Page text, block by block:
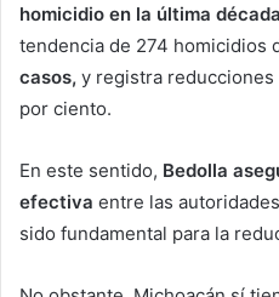
homicidio en la última
tendencia de 274 homicidios
casos, y registra
por ciento.
En este sentido, Bedolla
efectiva entre las
sido fundamental para la